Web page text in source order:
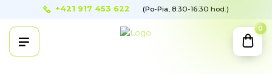
+421 917 453 622 (Po-Pia, 8:30-16:30 hod.)
0